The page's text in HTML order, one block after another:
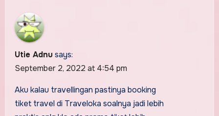
Utie Adnu says:
September 2, 2022 at 4:54 pm
Aku kalau travellingan pastinya booking
tiket travel di Traveloka soalnya jadi lebih